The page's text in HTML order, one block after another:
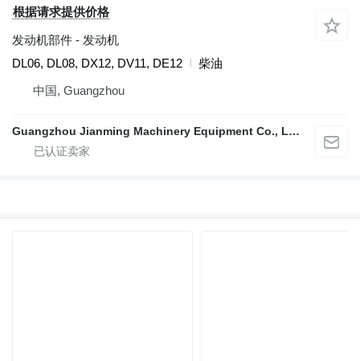
根据请求提供价格
发动机部件 - 发动机
DL06, DL08, DX12, DV11, DE12
柴油
中国, Guangzhou
Guangzhou Jianming Machinery Equipment Co., Ltd.